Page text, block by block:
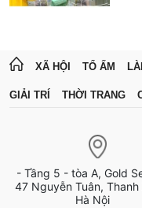
XÃ HỘI TỔ ẤM
GIẢI TRÍ THỜI TRANG
- Tầng 5 - tòa A, Gold
47 Nguyễn Tuân, Thanh
Hà Nội